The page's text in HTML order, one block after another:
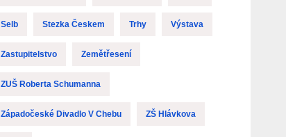
Selb Stezka Českem Trhy Výstava
Zastupitelstvo Zemětřesení
ZUŠ Roberta Schumanna
Západočeské Divadlo V Chebu ZŠ Hlávkova